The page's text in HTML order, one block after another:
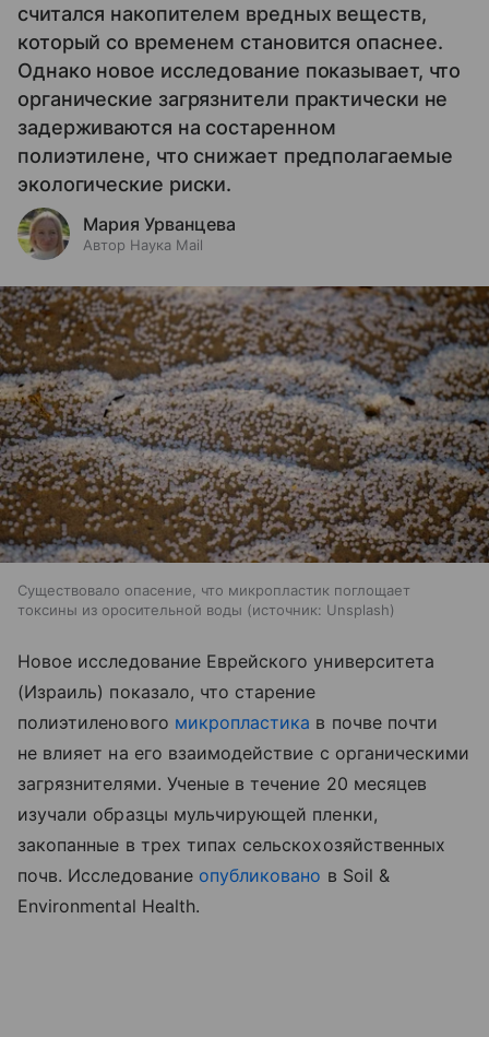
считался накопителем вредных веществ,
который со временем становится опаснее.
Однако новое исследование показывает, что
органические загрязнители практически не
задерживаются на состаренном
полиэтилене, что снижает предполагаемые
экологические риски.
Мария Урванцева
Автор Наука Mail
Существовало опасение, что микропластик поглощает
токсины из оросительной воды
источник: Unsplash
Новое исследование Еврейского университета
(Израиль) показало, что старение
полиэтиленового микропластика в почве почти
не влияет на его взаимодействие с органическими
загрязнителями. Ученые в течение 20 месяцев
изучали образцы мульчирующей пленки,
закопанные в трех типах сельскохозяйственных
почв. Исследование опубликовано в Soil &
Environmental Health.